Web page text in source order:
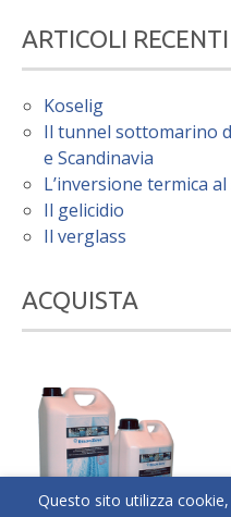
ARTICOLI RECENTI
Koselig
Il tunnel sottomarino
e Scandinavia
L’inversione termica
Il gelicidio
Il verglass
ACQUISTA
Questo sito utilizza